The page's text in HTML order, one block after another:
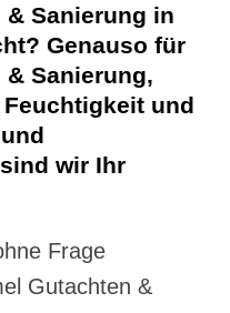
Sanierung in
Genauso für
Sanierung,
und
wir Ihr
Frage
Gutachten &